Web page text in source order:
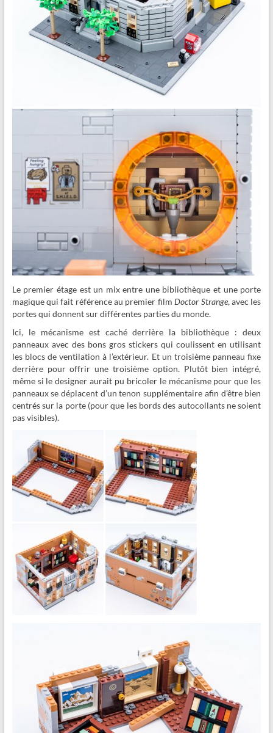
Le premier étage est un mix entre une bibliothèque et une porte
magique qui fait référence au premier filmDoctor Strange, avec les
portes qui donnent sur différentes parties du monde.
Ici, le mécanisme est caché derrière la bibliothèque : deux
panneaux avec des bons gros stickers qui coulissent en utilisant
les blocs de ventilation à l’extérieur. Et un troisième panneau fixe
derrière pour offrir une troisième option. Plutôt bien intégré,
même si le designer aurait pu bricoler le mécanisme pour que les
panneaux se déplacent d’un tenon supplémentaire afin d’être bien
centrés sur la porte (pour que les bords des autocollants ne soient
pas visibles).